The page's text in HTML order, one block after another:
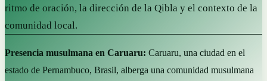
ritmo de oración, la dirección de la Qibla y el contexto de la
comunidad local.
Presencia musulmana en Caruaru: Caruaru, una ciudad en el
estado de Pernambuco, Brasil, alberga una comunidad musulmana